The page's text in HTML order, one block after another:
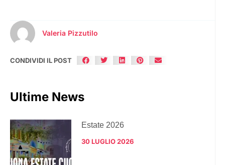
Valeria Pizzutilo
CONDIVIDI IL POST
Ultime News
Estate 2026
30 LUGLIO 2026